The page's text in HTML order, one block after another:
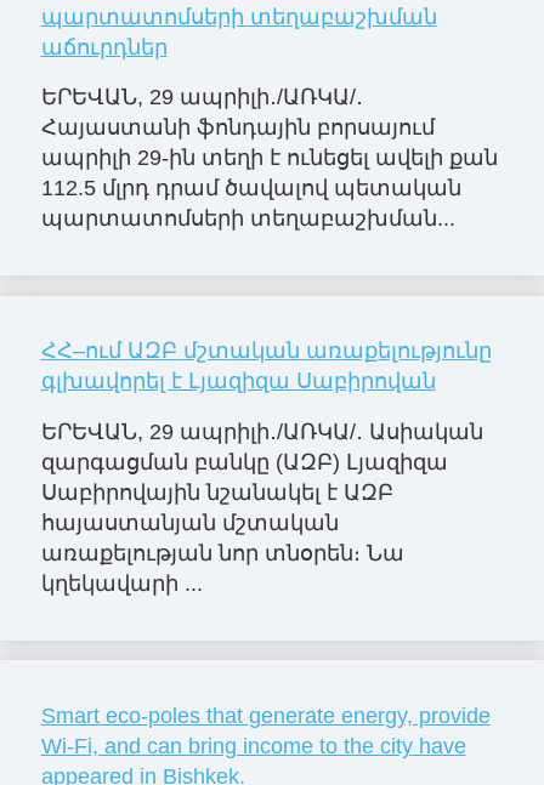
պարտատոմսերի տեղաբաշխման
աճուրդներ
ԵՐԵՎԱՆ, 29 ապրիլի․/ԱՌԿԱ/․
Հայաստանի ֆոնդային բորսայում
ապրիլի 29-ին տեղի է ունեցել ավելի քան
112.5 մլրդ դրամ ծավալով պետական
պարտատոմսերի տեղաբաշխման...
ՀՀ–ում ԱԶԲ մշտական առաքելությունը
գլխավորել է Լյազիզա Սաբիրովան
ԵՐԵՎԱՆ, 29 ապրիլի․/ԱՌԿԱ/․ Ասիական
զարգացման բանկը (ԱԶԲ) Լյազիզա
Սաբիրովային նշանակել է ԱԶԲ
հայաստանյան մշտական
առաքելության նոր տնօրեն։ Նա
կղեկավարի ...
Smart eco-poles that generate energy, provide
Wi-Fi, and can bring income to the city have
appeared in Bishkek.